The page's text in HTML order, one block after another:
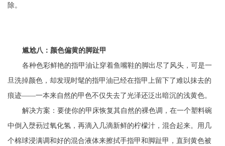
除。
尴尬八：颜色偏黄的脚趾甲
各种色彩鲜艳的指甲油让穿着鱼嘴鞋的脚出尽了风头，可是一
旦洗掉颜色，却发现时髦的指甲油已经在指甲上留下了难以抹去的
痕迹——一本来自然的甲色不仅失去了光泽还泛出暗沉的浅黄色。
解决方案：要使你的甲床恢复其自然的裸色调，在一个塑料碗
中倒入漀葧过氧化氢，再滴入几滴新鲜的柠檬汁，混合起来。用几
个棉球浸满调和好的混合液体来擦拭手指甲和脚趾甲，直到黄色被